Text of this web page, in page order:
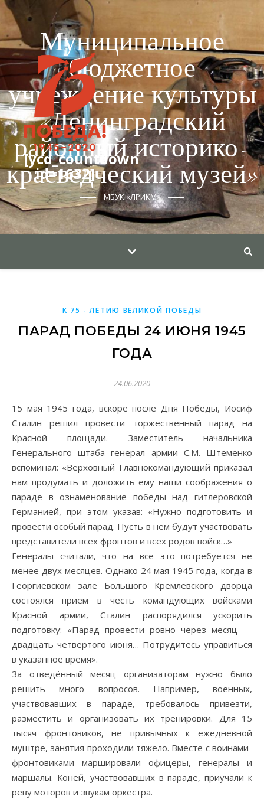
[ycd_countdown
id=1632]
Муниципальное
бюджетное
учреждение культуры
«Ленинградский
районный историко-
краеведческий музей»
МБУК «ЛРИКМ»
К 75 - ЛЕТИЮ ВЕЛИКОЙ ПОБЕДЫ
ПАРАД ПОБЕДЫ 24 ИЮНЯ 1945
ГОДА
24.06.2020
15 мая 1945 года, вскоре после Дня Победы, Иосиф
Сталин решил провести торжественный парад на
Красной площади. Заместитель начальника
Генерального штаба генерал армии С.М. Штеменко
вспоминал: «Верховный Главнокомандующий приказал
нам продумать и доложить ему наши соображения о
параде в ознаменование победы над гитлеровской
Германией, при этом указав: «Нужно подготовить и
провести особый парад. Пусть в нем будут участвовать
представители всех фронтов и всех родов войск…»
Генералы считали, что на все это потребуется не
менее двух месяцев. Однако 24 мая 1945 года, когда в
Георгиевском зале Большого Кремлевского дворца
состоялся прием в честь командующих войсками
Красной армии, Сталин распорядился ускорить
подготовку: «Парад провести ровно через месяц —
двадцать четвертого июня… Потрудитесь управиться
в указанное время».
За отведённый месяц организаторам нужно было
решить много вопросов. Например, военных,
участвовавших в параде, требовалось привезти,
разместить и организовать их тренировки. Для 15
тысяч фронтовиков, не привычных к ежедневной
муштре, занятия проходили тяжело. Вместе с воинами-
фронтовиками маршировали офицеры, генералы и
маршалы. Коней, участвовавших в параде, приучали к
рёву моторов и звукам оркестра.